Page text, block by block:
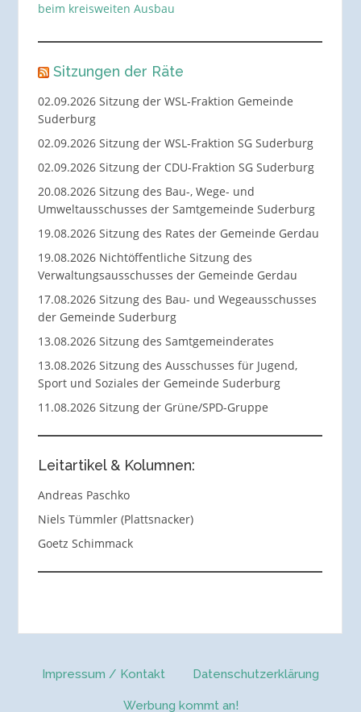
beim kreisweiten Ausbau
Sitzungen der Räte
02.09.2026 Sitzung der WSL-Fraktion Gemeinde
Suderburg
02.09.2026 Sitzung der WSL-Fraktion SG Suderburg
02.09.2026 Sitzung der CDU-Fraktion SG Suderburg
20.08.2026 Sitzung des Bau-, Wege- und
Umweltausschusses der Samtgemeinde Suderburg
19.08.2026 Sitzung des Rates der Gemeinde Gerdau
19.08.2026 Nichtöffentliche Sitzung des
Verwaltungsausschusses der Gemeinde Gerdau
17.08.2026 Sitzung des Bau- und Wegeausschusses
der Gemeinde Suderburg
13.08.2026 Sitzung des Samtgemeinderates
13.08.2026 Sitzung des Ausschusses für Jugend,
Sport und Soziales der Gemeinde Suderburg
11.08.2026 Sitzung der Grüne/SPD-Gruppe
Leitartikel & Kolumnen:
Andreas Paschko
Niels Tümmler (Plattsnacker)
Goetz Schimmack
Impressum / Kontakt Datenschutzerklärung
Werbung kommt an!